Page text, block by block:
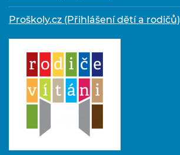
Proškoly.cz (Přihlášení dětí a rodičů)